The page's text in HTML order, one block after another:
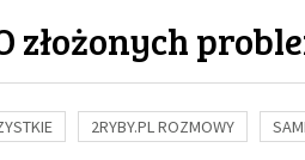
złożonych
2RYBY.PL ROZMOWY